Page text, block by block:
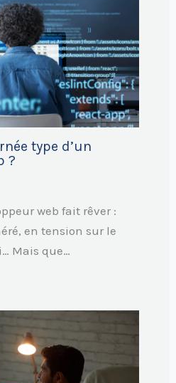
type d’un
?
web fait rêver :
en tension sur le
Mais que…